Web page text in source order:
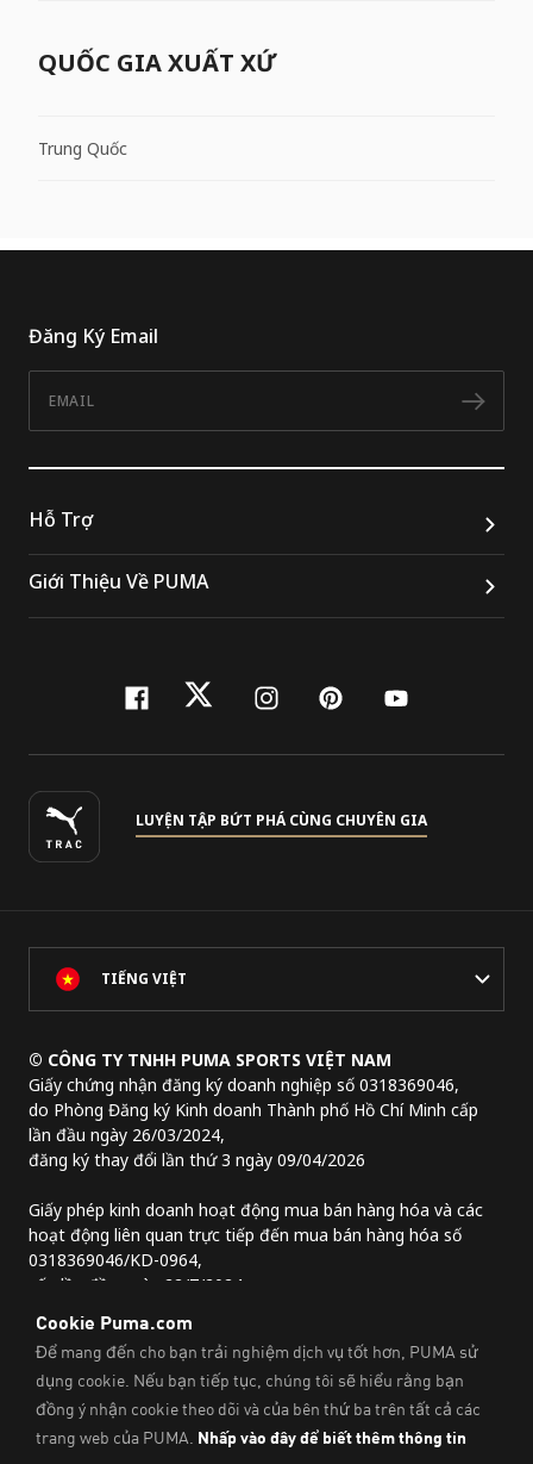
QUỐC GIA XUẤT XỨ
Trung Quốc
Đăng Ký Email
Hỗ Trợ
Giới Thiệu Về PUMA
facebook
twitterinstagram
pinterest
youtube
LUYỆN TẬP BỨT PHÁ CÙNG CHUYÊN GIA
TIẾNG VIỆT
© CÔNG TY TNHH PUMA SPORTS VIỆT NAM
Giấy chứng nhận đăng ký doanh nghiệp số 0318369046,
do Phòng Đăng ký Kinh doanh Thành phố Hồ Chí Minh cấp
lần đầu ngày 26/03/2024,
đăng ký thay đổi lần thứ 3 ngày 09/04/2026
Giấy phép kinh doanh hoạt động mua bán hàng hóa và các
hoạt động liên quan trực tiếp đến mua bán hàng hóa số
0318369046/KD-0964,
cấp lần đầu ngày 22/7/2024.
Lầu 2, tòa nhà Lim Tower 3,
số 29A đường Nguyễn Đình Chiểu,
Phường Sài Gòn, Thành phố Hồ Chí Minh, Việt Nam
Thông Tin Pháp Lý Và Thông Tin Liên Hệ